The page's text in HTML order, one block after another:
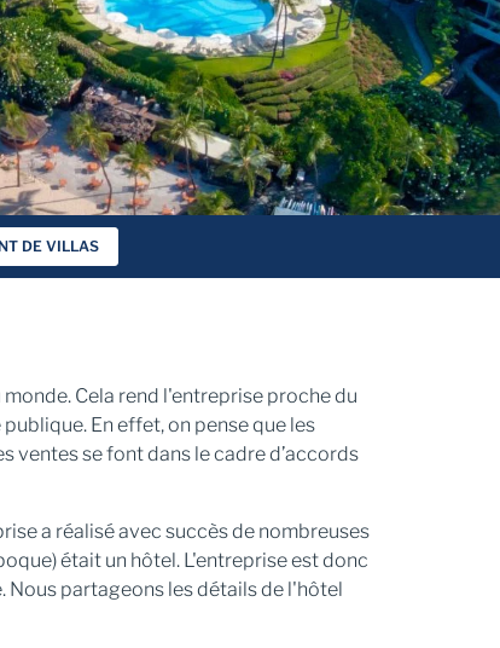
DE VILLAS
Cela rend l'entreprise proche du
En effet, on pense que les
ventes se font dans le cadre d’accords
a réalisé avec succès de nombreuses
était un hôtel. L'entreprise est donc
Nous partageons les détails de l'hôtel